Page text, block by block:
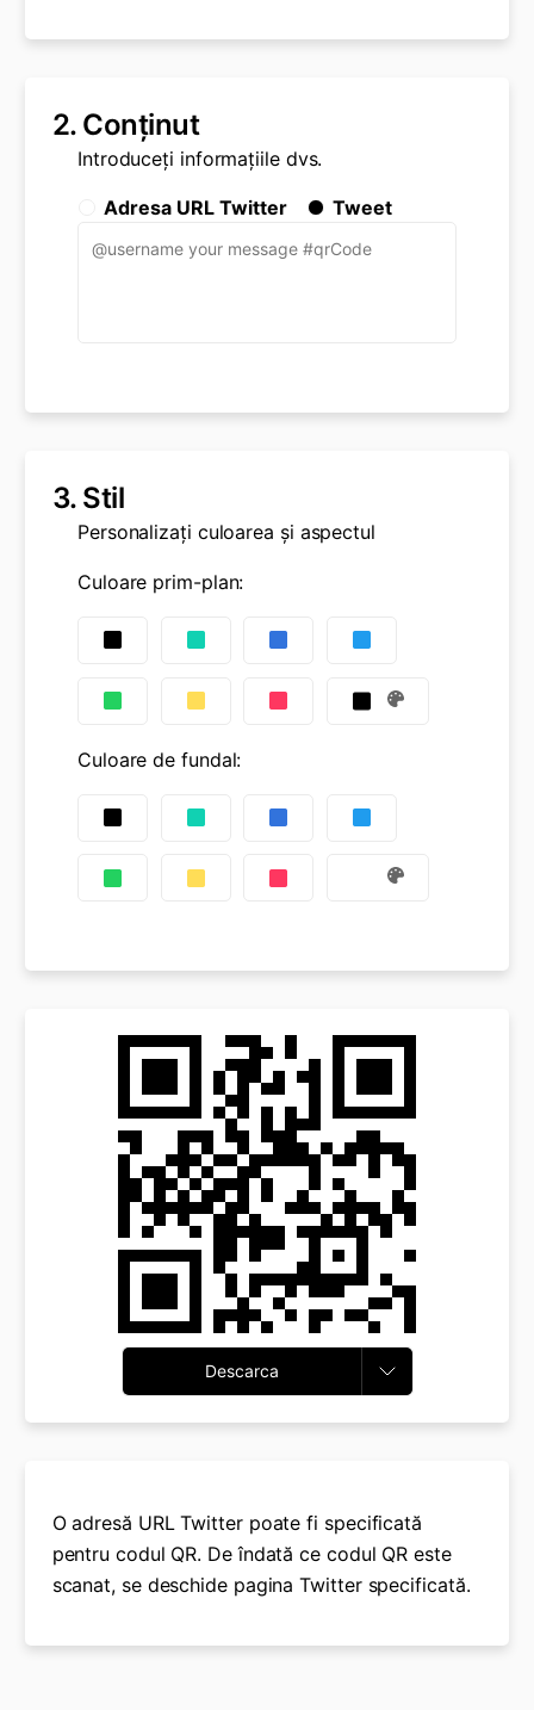
2. Conţinut
Introduceți informațiile dvs.
Adresa URL Twitter Tweet
3. Stil
Personalizați culoarea și aspectul
Culoare prim-plan:
Culoare de fundal:
Descarca
O adresă URL Twitter poate fi specificată
pentru codul QR. De îndată ce codul QR este
scanat, se deschide pagina Twitter specificată.